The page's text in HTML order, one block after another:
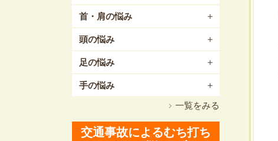
首・肩の悩み
頭の悩み
足の悩み
手の悩み
一覧をみる
交通事故によるむち打ち